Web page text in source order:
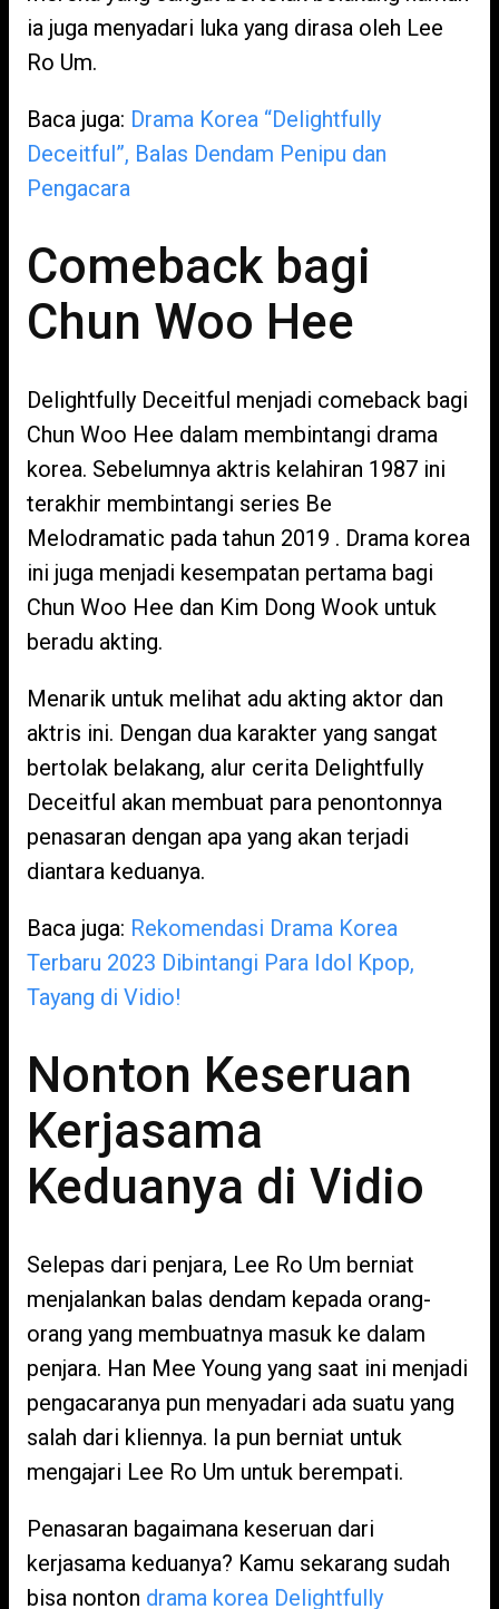
ia juga menyadari luka yang dirasa oleh Lee
Ro Um.
Baca juga: Drama Korea “Delightfully
Deceitful”, Balas Dendam Penipu dan
Pengacara
Comeback bagi
Chun Woo Hee
Delightfully Deceitful menjadi comeback bagi
Chun Woo Hee dalam membintangi drama
korea. Sebelumnya aktris kelahiran 1987 ini
terakhir membintangi series Be
Melodramatic pada tahun 2019 . Drama korea
ini juga menjadi kesempatan pertama bagi
Chun Woo Hee dan Kim Dong Wook untuk
beradu akting.
Menarik untuk melihat adu akting aktor dan
aktris ini. Dengan dua karakter yang sangat
bertolak belakang, alur cerita Delightfully
Deceitful akan membuat para penontonnya
penasaran dengan apa yang akan terjadi
diantara keduanya.
Baca juga: Rekomendasi Drama Korea
Terbaru 2023 Dibintangi Para Idol Kpop,
Tayang di Vidio!
Nonton Keseruan
Kerjasama
Keduanya di Vidio
Selepas dari penjara, Lee Ro Um berniat
menjalankan balas dendam kepada orang-
orang yang membuatnya masuk ke dalam
penjara. Han Mee Young yang saat ini menjadi
pengacaranya pun menyadari ada suatu yang
salah dari kliennya. Ia pun berniat untuk
mengajari Lee Ro Um untuk berempati.
Penasaran bagaimana keseruan dari
kerjasama keduanya? Kamu sekarang sudah
bisa nonton drama korea Delightfully